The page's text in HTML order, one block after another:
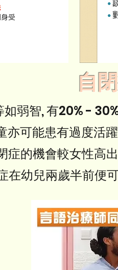
如弱智, 有20% -
亦可能患有過度活躍
症的機會較女性高
在幼兒兩歲半前便可
自